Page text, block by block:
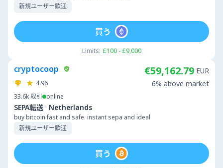
新規ユーザー歓迎
Limits: £100 - £9,000
買う
cryptocoop
4.96
33.6k取引 online
SEPA転送 · Netherlands
buy bitcoin fast and safe. instant sepa and ideal
新規ユーザー歓迎
€59,162.79 EUR
6% above market
買う